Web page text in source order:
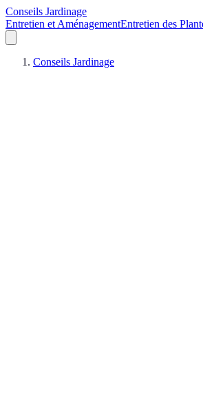
Conseils Jardinage
Entretien et AménagementEntretien des
Conseils Jardinage